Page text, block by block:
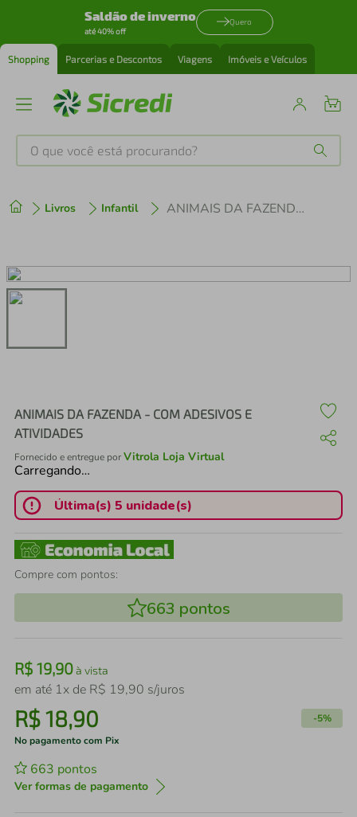
Saldão de inverno
até 40% off
Quero
Shopping Parcerias e Descontos Viagens Imóveis e Veículos
O que você está procurando?
Livros Infantil ANIMAIS DA FAZENDA - COM ADESIVOS E ATIVIDADES
ANIMAIS DA FAZENDA - COM ADESIVOS E
ATIVIDADES
Fornecido e entregue porVitrola Loja Virtual
Carregando…
Última(s) 5 unidade(s)
Compre com pontos:
663 pontos
R$ 19,90à vista
em até 1x de R$ 19,90 s/juros
R$18,90 -5%
No pagamento com Pix
663 pontos
Ver formas de pagamento
2º cafeteira